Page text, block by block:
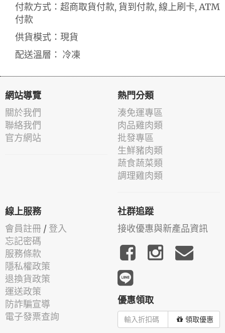
付款方式：超商取貨付款, 貨到付款, 線上刷卡, ATM
付款
供貨模式：現貨
配送溫層： 冷凍
網站導覽
關於我們
聯絡我們
官方網站
熱門分類
湊免運專區
肉品雞肉類
批發專區
生鮮豬肉類
蔬食蔬菜類
調理雞肉類
線上服務
會員註冊 / 登入
忘記密碼
服務條款
隱私權政策
退換貨政策
運送政策
防詐騙宣導
電子發票查詢
社群追蹤
接收優惠與新產品資訊
優惠領取
領取優惠